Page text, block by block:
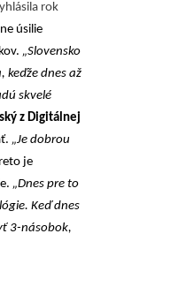
rok
úsilie
„Slovensko
keďže dnes až
skvelé
z Digitálnej
„Je dobrou
je
„Dnes pre to
Keď dnes
3-násobok,